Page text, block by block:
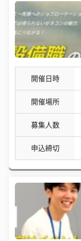
開催日時
開催場所
募集人数
申込締切